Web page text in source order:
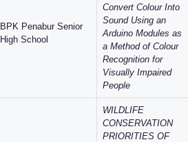
BPK Penabur Senior
High School
Convert Colour Into
Sound Using an
Arduino Modules as
a Method of Colour
Recognition for
Visually Impaired
People
WILDLIFE
CONSERVATION
PRIORITIES OF